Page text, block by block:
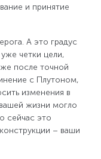
и принятие
А это градус
четки цели,
после точной
с Плутоном,
изменения в
жизни могло
сейчас это
– ваши